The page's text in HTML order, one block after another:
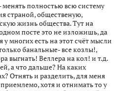
менять полностью всю систему
страной, общественую,
жизнь общества. Тут на
посте это не изложишь, да
у многих есть на этот счёт мысли
банальные- все козлы!,
выгнать! Веллера на кол! и т.д.
а что дальше? На каких
Отнять и разделить, для меня
хотя и отнимать то у